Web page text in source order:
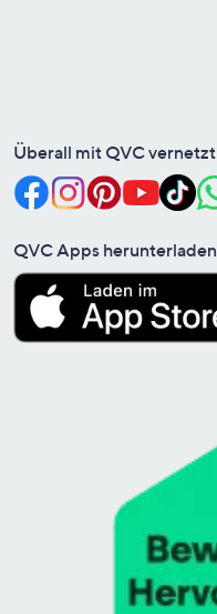
Überall mit QVC vernetzt
QVC Apps herunterladen